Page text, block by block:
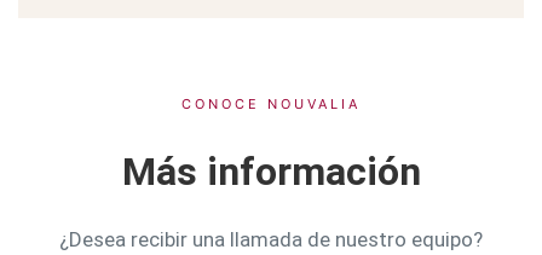
CONOCE NOUVALIA
Más información
¿Desea recibir una llamada de nuestro equipo?